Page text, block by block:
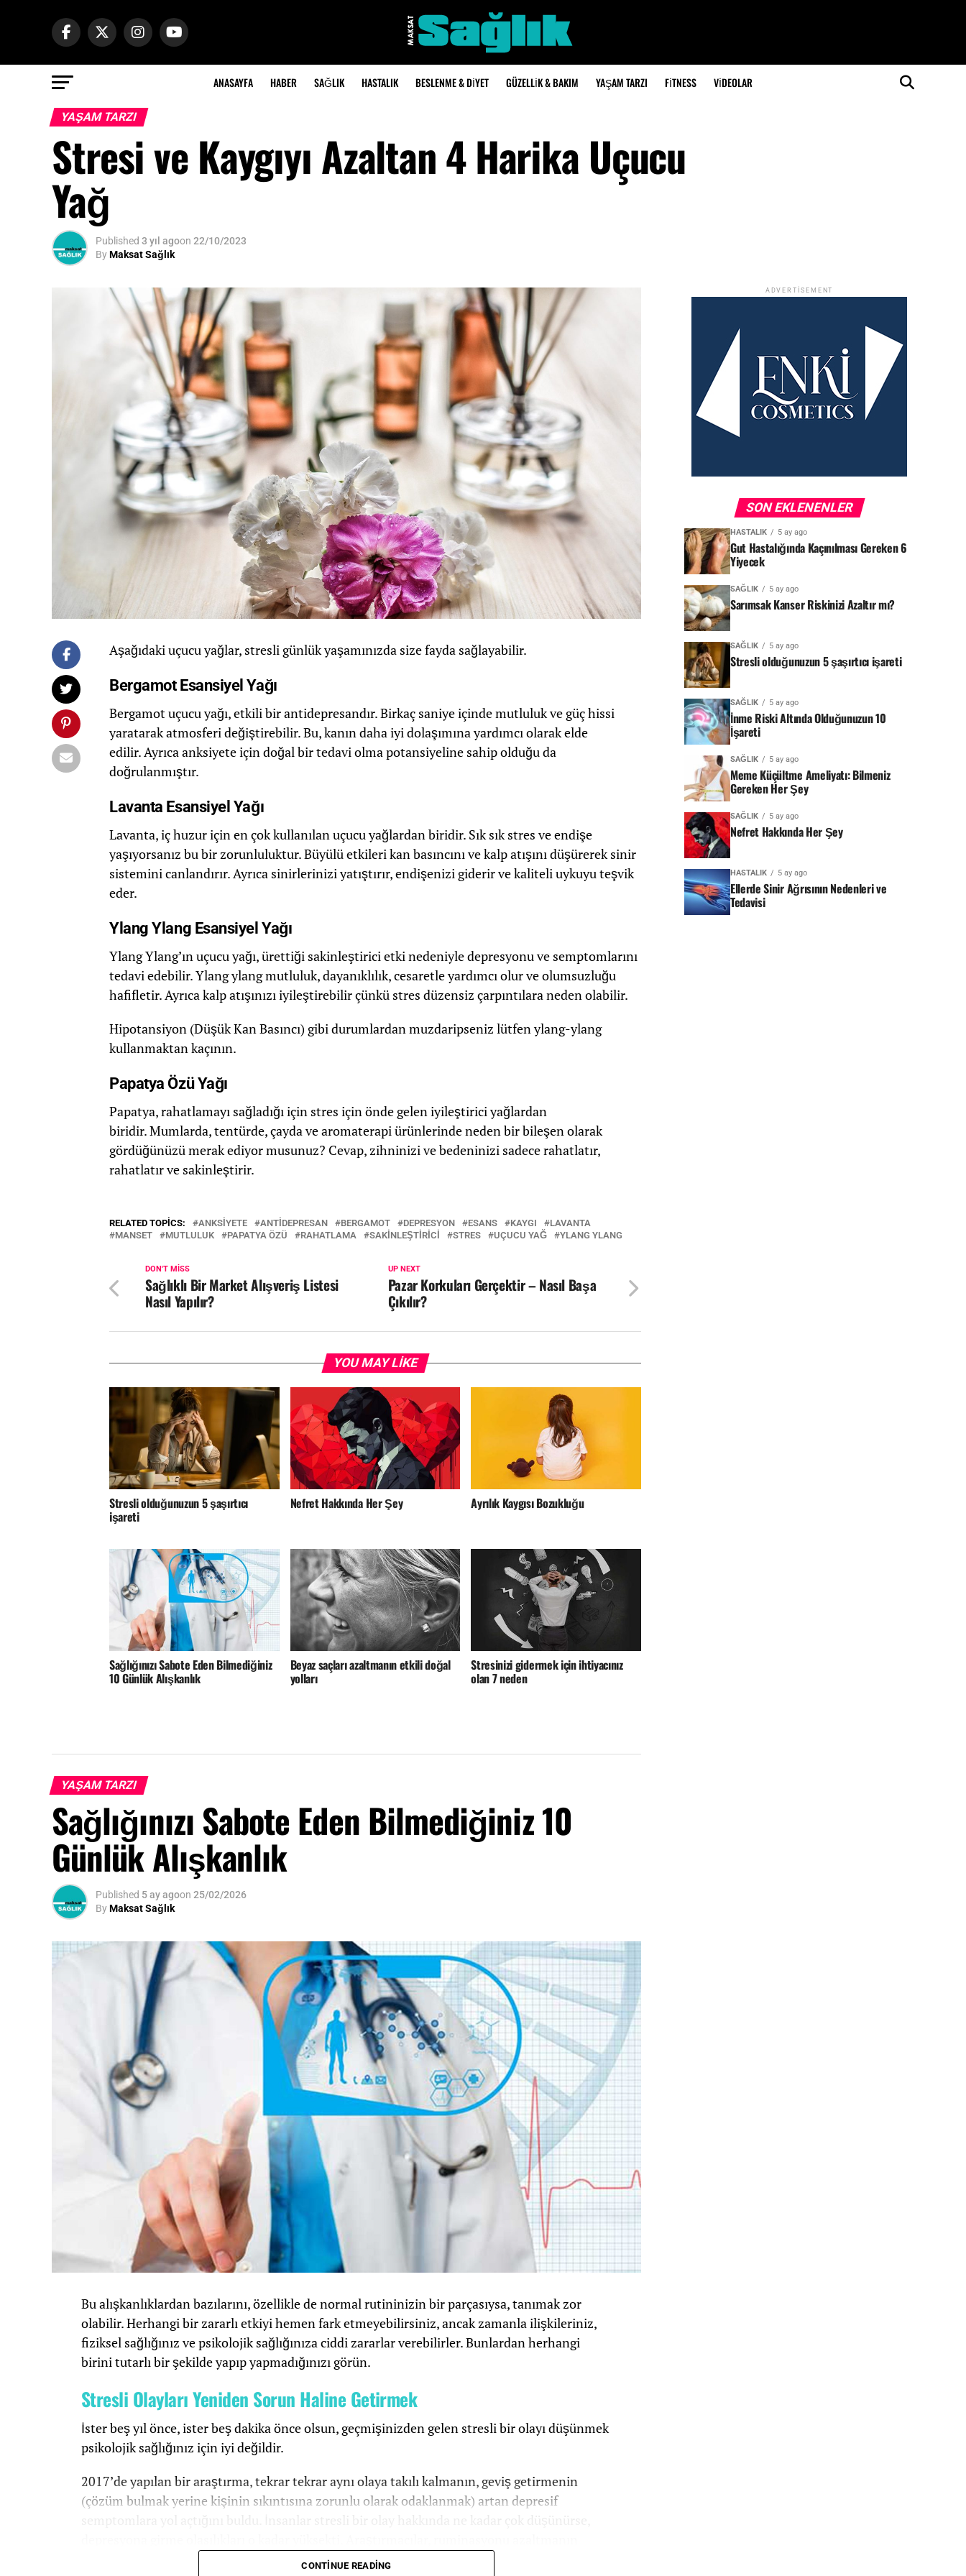
ANASAYFA HABER SAĞLIK HASTALIK BESLENME & DIYET GÜZELLIK & BAKIM YAŞAM TARZI FITNESS VIDEOLAR
YAŞAM TARZI
Stresi ve Kaygıyı Azaltan 4 Harika Uçucu
Yağ
Published 3 yıl agoon 22/10/2023
ByMaksat Sağlık
Aşağıdaki uçucu yağlar, stresli günlük yaşamınızda size fayda sağlayabilir.
Bergamot Esansiyel Yağı
Bergamot uçucu yağı, etkili bir antidepresandır. Birkaç saniye içinde mutluluk ve güç hissi
yaratarak atmosferi değiştirebilir. Bu, kanın daha iyi dolaşımına yardımcı olarak elde
edilir. Ayrıca anksiyete için doğal bir tedavi olma potansiyeline sahip olduğu da
doğrulanmıştır.
Lavanta Esansiyel Yağı
Lavanta, iç huzur için en çok kullanılan uçucu yağlardan biridir. Sık sık stres ve endişe
yaşıyorsanız bu bir zorunluluktur. Büyülü etkileri kan basıncını ve kalp atışını düşürerek sinir
sistemini canlandırır. Ayrıca sinirlerinizi yatıştırır, endişenizi giderir ve kaliteli uykuyu teşvik
eder.
Ylang Ylang Esansiyel Yağı
Ylang Ylang’ın uçucu yağı, ürettiği sakinleştirici etki nedeniyle depresyonu ve semptomlarını
tedavi edebilir. Ylang ylang mutluluk, dayanıklılık, cesaretle yardımcı olur ve olumsuzluğu
hafifletir. Ayrıca kalp atışınızı iyileştirebilir çünkü stres düzensiz çarpıntılara neden olabilir.
Hipotansiyon (Düşük Kan Basıncı) gibi durumlardan muzdaripseniz lütfen ylang-ylang
kullanmaktan kaçının.
Papatya Özü Yağı
Papatya, rahatlamayı sağladığı için stres için önde gelen iyileştirici yağlardan
biridir. Mumlarda, tentürde, çayda ve aromaterapi ürünlerinde neden bir bileşen olarak
gördüğünüzü merak ediyor musunuz? Cevap, zihninizi ve bedeninizi sadece rahatlatır,
rahatlatır ve sakinleştirir.
RELATED TOPICS: ANKSIYETE ANTIDEPRESAN BERGAMOT DEPRESYON ESANS KAYGI
LAVANTA
MANSET
MUTLULUK PAPATYA ÖZÜ RAHATLAMA SAKINLEŞTIRICI STRES UÇUCU YAĞ YLANG YLANG
UP NEXT
Pazar Korkuları Gerçektir – Nasıl Başa
Çıkılır?
DON'T MISS
Sağlıklı Bir Market Alışveriş Listesi
Nasıl Yapılır?
YOU MAY LIKE
Stresli olduğunuzun 5 şaşırtıcı
işareti
Nefret Hakkında Her Şey Ayrılık Kaygısı Bozukluğu
Sağlığınızı Sabote Eden Bilmediğiniz
10 Günlük Alışkanlık
Beyaz saçları azaltmanın etkili doğal
yolları
Stresinizi gidermek için ihtiyacınız
olan 7 neden
YAŞAM TARZI
Sağlığınızı Sabote Eden Bilmediğiniz 10
Günlük Alışkanlık
Published 5 ay agoon 25/02/2026
ByMaksat Sağlık
Bu alışkanlıklardan bazılarını, özellikle de normal rutininizin bir parçasıysa, tanımak zor
olabilir. Herhangi bir zararlı etkiyi hemen fark etmeyebilirsiniz, ancak zamanla ilişkileriniz,
fiziksel sağlığınız ve psikolojik sağlığınıza ciddi zararlar verebilirler. Bunlardan herhangi
birini tutarlı bir şekilde yapıp yapmadığınızı görün.
Stresli Olayları Yeniden Sorun Haline Getirmek
İster beş yıl önce, ister beş dakika önce olsun, geçmişinizden gelen stresli bir olayı düşünmek
psikolojik sağlığınız için iyi değildir.
2017’de yapılan bir araştırma, tekrar tekrar aynı olaya takılı kalmanın, geviş getirmenin
(çözüm bulmak yerine kişinin sıkıntısına zorunlu olarak odaklanmak) artan depresif
depresif bir ruh halini hafifletmeye yardımcı olduğunu buldular.
CONTINUE READING
ADVERTISEMENT
SON EKLENENLER
HASTALIK 5 ay ago
Gut Hastalığında Kaçınılması Gereken 6
Yiyecek
SAĞLIK 5 ay ago
Sarımsak Kanser Riskinizi Azaltır mı?
SAĞLIK 5 ay ago
Stresli olduğunuzun 5 şaşırtıcı işareti
SAĞLIK 5 ay ago
İnme Riski Altında Olduğunuzun 10
İşareti
SAĞLIK 5 ay ago
Meme Küçültme Ameliyatı: Bilmeniz
Gereken Her Şey
SAĞLIK 5 ay ago
Nefret Hakkında Her Şey
HASTALIK 5 ay ago
Ellerde Sinir Ağrısının Nedenleri ve
Tedavisi